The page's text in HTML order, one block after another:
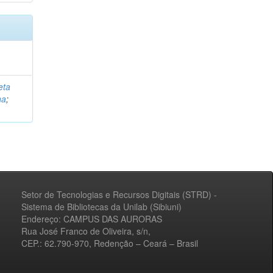
;
Setor de Tecnologias e Recursos Digitais (STRD) -
Sistema de Bibliotecas da Unilab (Sibiuni)
Endereço: CAMPUS DAS AURORAS
Rua José Franco de Oliveira, s/n,
CEP.: 62.790-970, Redenção – Ceará – Brasil